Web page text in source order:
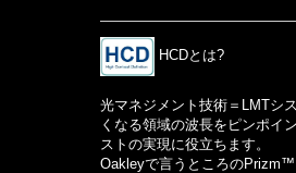
HCDとは?
光マネジメント技術＝LMTシ
くなる領域の波長をピンポイ
ストの実現に役立ちます。
Oakleyで言うところのPrizm™